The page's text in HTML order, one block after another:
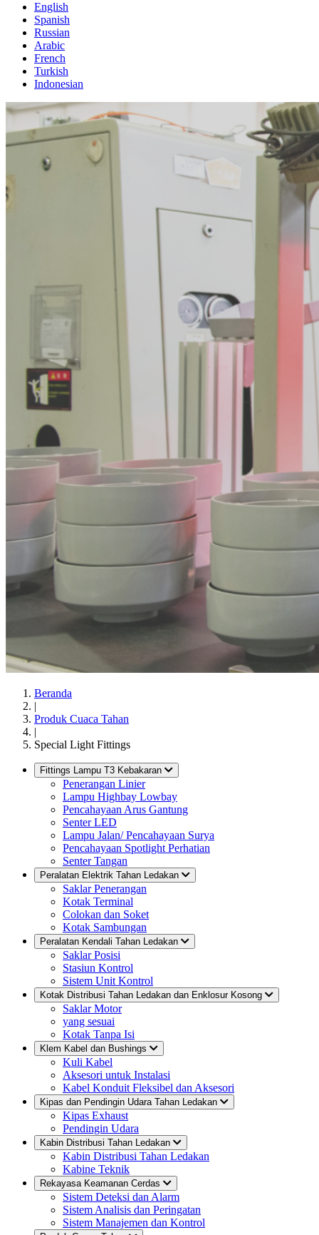
English
Spanish
Russian
Arabic
French
Turkish
Indonesian
Beranda
|
Produk Cuaca Tahan
|
Special Light Fittings
Fittings Lampu T3 Kebakaran
Penerangan Linier
Lampu Highbay Lowbay
Pencahayaan Arus Gantung
Senter LED
Lampu Jalan/ Pencahayaan Surya
Pencahayaan Spotlight Perhatian
Senter Tangan
Peralatan Elektrik Tahan Ledakan
Saklar Penerangan
Kotak Terminal
Colokan dan Soket
Kotak Sambungan
Peralatan Kendali Tahan Ledakan
Saklar Posisi
Stasiun Kontrol
Sistem Unit Kontrol
Kotak Distribusi Tahan Ledakan dan Enklosur Kosong
Saklar Motor
yang sesuai
Kotak Tanpa Isi
Klem Kabel dan Bushings
Kuli Kabel
Aksesori untuk Instalasi
Kabel Konduit Fleksibel dan Aksesori
Kipas dan Pendingin Udara Tahan Ledakan
Kipas Exhaust
Pendingin Udara
Kabin Distribusi Tahan Ledakan
Kabin Distribusi Tahan Ledakan
Kabine Teknik
Rekayasa Keamanan Cerdas
Sistem Deteksi dan Alarm
Sistem Analisis dan Peringatan
Sistem Manajemen dan Kontrol